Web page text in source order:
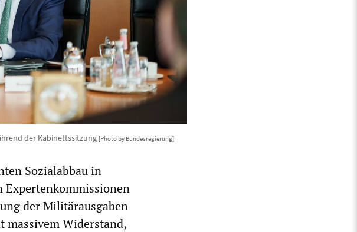
der Kabinettssitzung [Photo by Bundesregierung]
Sozialabbau in
Expertenkommissionen
der Militärausgaben
massivem Widerstand,